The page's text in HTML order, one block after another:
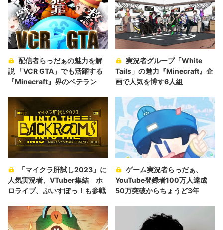
配信者らっだぁの魅力を解
説 「VCR GTA」でも活躍する
『Minecraft』界のベテラン
実況者グループ「White
Tails」の魅力『Minecraft』企
画で人気を博す6人組
「マイクラ肝試し2023」に
人気実況者、VTuber集結 ホ
ロライブ、ぶいすぽっ！も参戦
ゲーム実況者らっだぁ、
YouTube登録者100万人達成
50万突破からちょうど3年